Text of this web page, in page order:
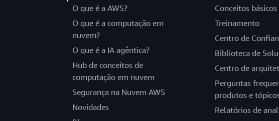
O que é a AWS?
O que é a computação em
nuvem?
O que é a IA agêntica?
Hub de conceitos de
computação em nuvem
Segurança na Nuvem AWS
Novidades
Conceitos básicos
Treinamento
Centro de
Biblioteca de
Centro de
Perguntas
produtos e
Relatórios de